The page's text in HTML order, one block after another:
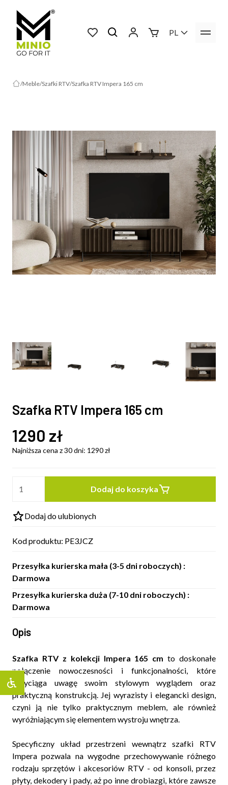
PL
Meble Szafki RTV Szafka RTV Impera 165 cm
Szafka RTV Impera 165 cm
1290 zł
Najniższa cena z 30 dni: 1290zł
Dodaj do koszyka
Dodaj do ulubionych
Kod produktu: PE3JCZ
Przesyłka kurierska mała (3-5 dni roboczych) :
Darmowa
Przesyłka kurierska duża (7-10 dni roboczych) :
Darmowa
Opis
Szafka RTV z kolekcji Impera 165 cm to doskonałe
połączenie nowoczesności i funkcjonalności, które
przyciąga uwagę swoim stylowym wyglądem oraz
praktyczną konstrukcją. Jej wyrazisty i elegancki design,
czyni ją nie tylko praktycznym meblem, ale również
wyróżniającym się elementem wystroju wnętrza.
Specyficzny układ przestrzeni wewnątrz szafki RTV
Impera pozwala na wygodne przechowywanie różnego
rodzaju sprzętów i akcesoriów RTV - od konsoli, przez
płyty, dekodery i pady, aż po inne drobiazgi, które zawsze